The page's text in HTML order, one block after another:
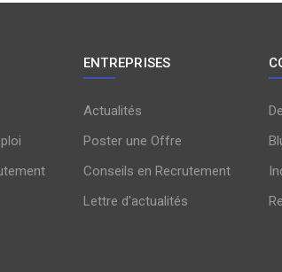
ENTREPRISES
Actualités
Poster une Offre
Conseils en Recrutement
Lettre d'actualités